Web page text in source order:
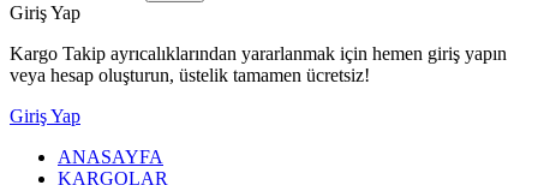
Giriş Yap
Kargo Takip ayrıcalıklarından yararlanmak için hemen giriş yapın
veya hesap oluşturun, üstelik tamamen ücretsiz!
Giriş Yap
ANASAYFA
KARGOLAR